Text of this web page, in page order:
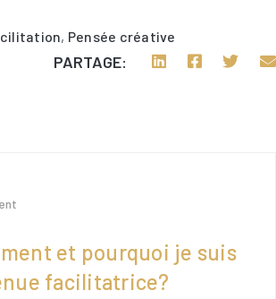
, Pensée créative
PARTAGE:
et pourquoi je suis
facilitatrice?